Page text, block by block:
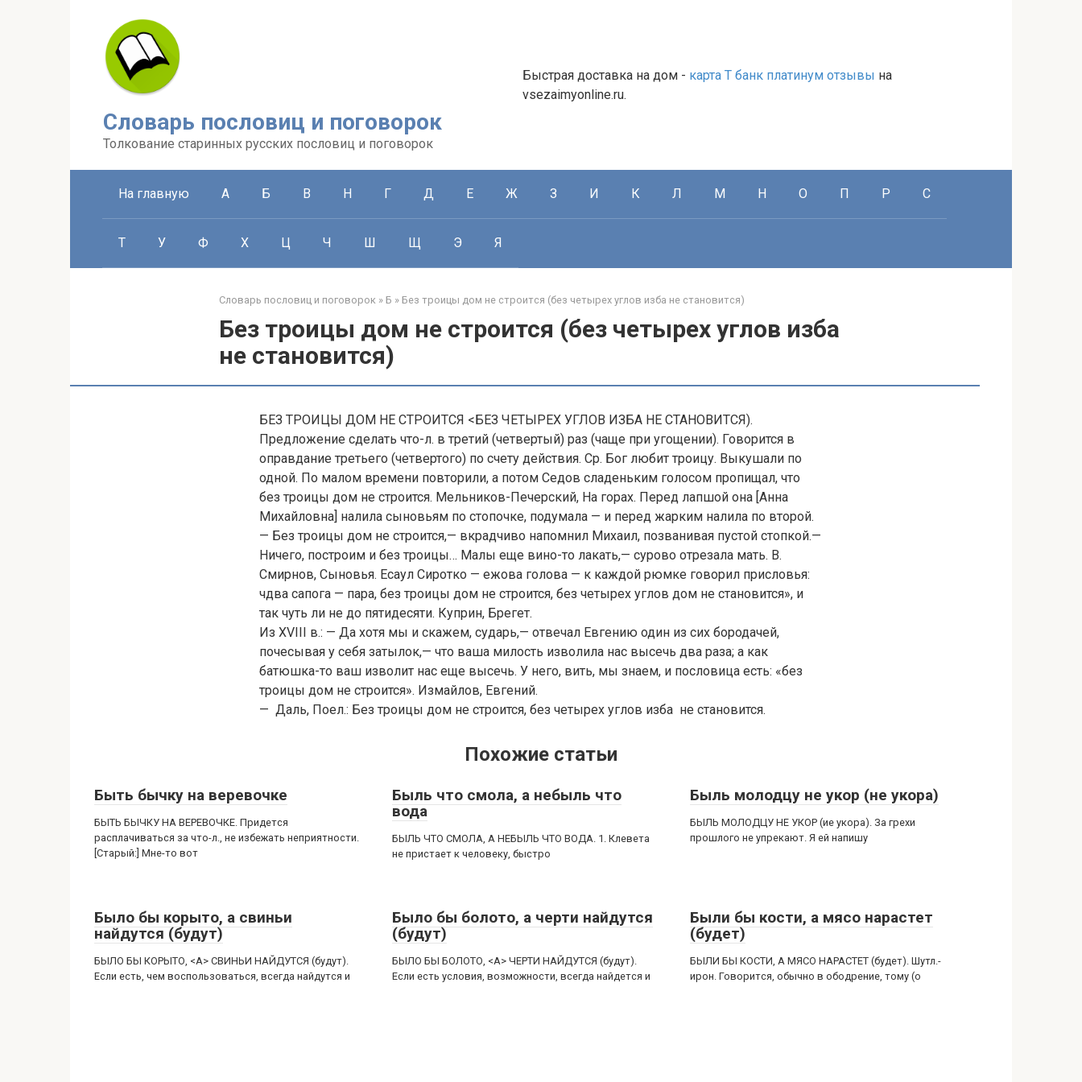
Словарь пословиц и поговорок
Толкование старинных русских пословиц и поговорок
Быстрая доставка на дом - карта Т банк платинум отзывы на
vsezaimyonline.ru.
На главную А Б В Н Г Д Е Ж З И К Л М Н О П Р С
Т У Ф Х Ц Ч Ш Щ Э Я
Словарь пословиц и поговорок » Б » Без троицы дом не строится (без четырех углов изба не становится)
Без троицы дом не строится (без четырех углов изба
не становится)
БЕЗ ТРОИЦЫ ДОМ НЕ СТРОИТСЯ <БЕЗ ЧЕТЫРЕХ УГЛОВ ИЗБА НЕ СТАНОВИТСЯ).
Предложение сделать что-л. в третий (четвертый) раз (чаще при угощении). Говорится в
оправдание третьего (четвертого) по счету действия. Ср. Бог любит троицу. Выкушали по
одной. По малом времени повторили, а потом Седов сладеньким голосом пропищал, что
без троицы дом не строится. Мельников-Печерский, На горах. Перед лапшой она [Анна
Михайловна] налила сыновьям по стопочке, подумала — и перед жарким налила по второй.
— Без троицы дом не строится,— вкрадчиво напомнил Михаил, позванивая пустой стопкой.—
Ничего, построим и без троицы… Малы еще вино-то лакать,— сурово отрезала мать. В.
Смирнов, Сыновья. Есаул Сиротко — ежова голова — к каждой рюмке говорил присловья:
чдва сапога — пара, без троицы дом не строится, без четырех углов дом не становится», и
так чуть ли не до пятидесяти. Куприн, Брегет.
Из XVIII в.: — Да хотя мы и скажем, сударь,— отвечал Евгению один из сих бородачей,
почесывая у себя затылок,— что ваша милость изволила нас высечь два раза; а как
батюшка-то ваш изволит нас еще высечь. У него, вить, мы знаем, и пословица есть: «без
троицы дом не строится». Измайлов, Евгений.
— Даль, Поел.: Без троицы дом не строится, без четырех углов изба не становится.
Похожие статьи
Быть бычку на веревочке
БЫТЬ БЫЧКУ НА ВЕРЕВОЧКЕ. Придется
расплачиваться за что-л., не избежать неприятности.
[Старый:] Мне-то вот
Быль что смола, а небыль что
вода
БЫЛЬ ЧТО СМОЛА, А НЕБЫЛЬ ЧТО ВОДА. 1. Клевета
не пристает к человеку, быстро
Быль молодцу не укор (не укора)
БЫЛЬ МОЛОДЦУ НЕ УКОР (ие укора). За грехи
прошлого не упрекают. Я ей напишу
Было бы корыто, а свиньи
найдутся (будут)
БЫЛО БЫ КОРЫТО, <А> СВИНЬИ НАЙДУТСЯ (будут).
Если есть, чем воспользоваться, всегда найдутся и
Было бы болото, а черти найдутся
(будут)
БЫЛО БЫ БОЛОТО, <А> ЧЕРТИ НАЙДУТСЯ (будут).
Если есть условия, возможности, всегда найдется и
Были бы кости, а мясо нарастет
(будет)
БЫЛИ БЫ КОСТИ, А МЯСО НАРАСТЕТ (будет). Шутл.-
ирон. Говорится, обычно в ободрение, тому (о